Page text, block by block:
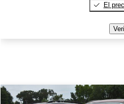
El